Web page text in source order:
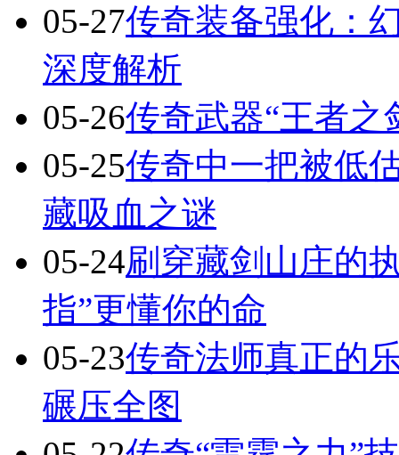
05-27传奇装备强化：
深度解析
05-26传奇武器“王者之
05-25传奇中一把被低
藏吸血之谜
05-24刷穿藏剑山庄的
指”更懂你的命
05-23传奇法师真正的
碾压全图